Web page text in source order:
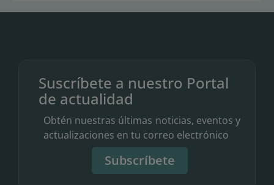
Suscríbete a nuestro Portal
de actualidad
Obtén nuestras últimas noticias, eventos y
actualizaciones en tu correo electrónico
Subscríbete